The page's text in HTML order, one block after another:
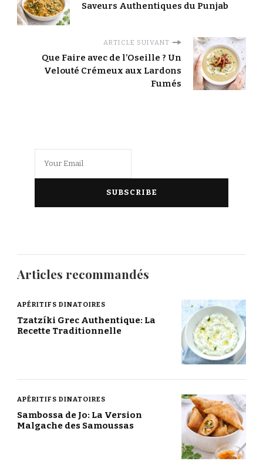
Saveurs Authentiques du Punjab
ARTICLE SUIVANT
Que Faire avec de l’Oseille ? Un
Velouté Crémeux aux Lardons
Fumés
Articles recommandés
APÉRITIFS DINATOIRES
Tzatzíki Grec Authentique: La
Recette Traditionnelle
APÉRITIFS DINATOIRES
Sambossa de Jo: La Version
Malgache des Samoussas